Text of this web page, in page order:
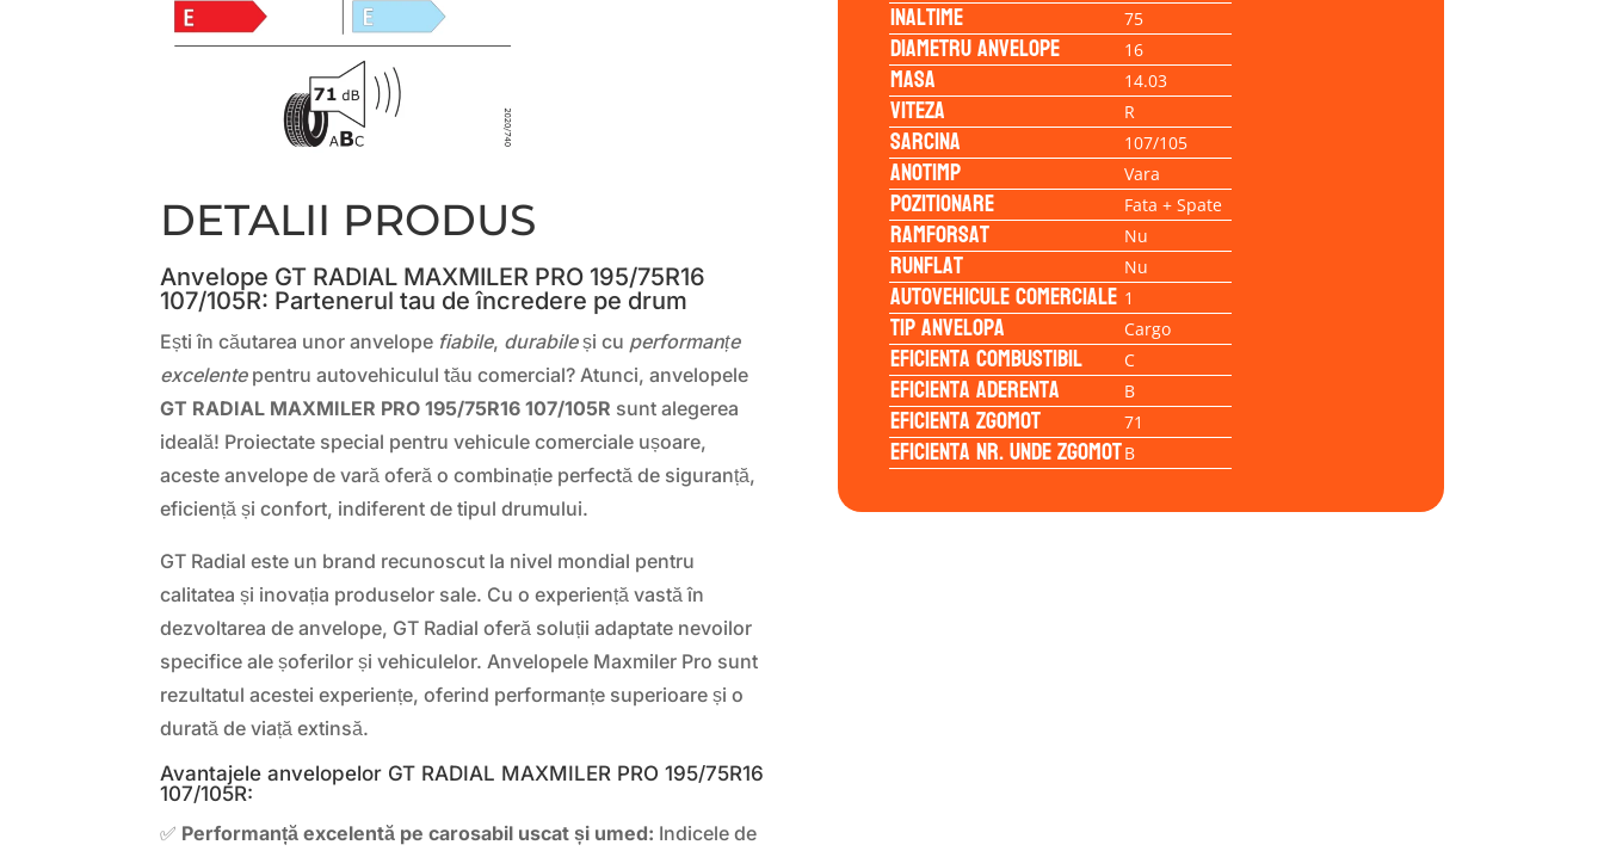
DETALII PRODUS
Anvelope GT RADIAL MAXMILER PRO 195/75R16
107/105R: Partenerul tau de încredere pe drum
Ești în căutarea unor anvelope fiabile, durabileși cu performanțe
excelentepentru autovehiculul tău comercial? Atunci, anvelopele
GT RADIAL MAXMILER PRO 195/75R16 107/105R sunt alegerea
ideală! Proiectate special pentru vehicule comerciale ușoare,
aceste anvelope de vară oferă o combinație perfectă de siguranță,
eficiență și confort, indiferent de tipul drumului.
GT Radial este un brand recunoscut la nivel mondial pentru
calitatea și inovația produselor sale. Cu o experiență vastă în
dezvoltarea de anvelope, GT Radial oferă soluții adaptate nevoilor
specifice ale șoferilor și vehiculelor. Anvelopele Maxmiler Pro sunt
rezultatul acestei experiențe, oferind performanțe superioare și o
durată de viață extinsă.
Avantajele anvelopelor GT RADIAL MAXMILER PRO 195/75R16
107/105R:
✅ Performanță excelentă pe carosabil uscat și umed: Indicele de
Inaltime 75
Diametru anvelope 16
Masa 14.03
Viteza R
Sarcina 107/105
Anotimp Vara
Pozitionare Fata + Spate
Ramforsat Nu
Runflat Nu
Autovehicule comerciale 1
Tip anvelopa Cargo
Eficienta Combustibil C
Eficienta Aderenta B
Eficienta Zgomot 71
Eficienta Nr. Unde ZgomotB